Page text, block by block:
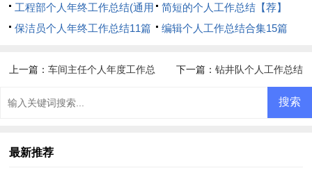
篇)工程部个人年终工作总结(通用
15篇)
简短的个人工作总结【荐】
保洁员个人年终工作总结11篇
编辑个人工作总结合集15篇
上一篇：车间主任个人年度工作总
下一篇： 钻井队个人工作总结
最新推荐